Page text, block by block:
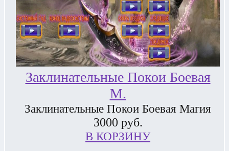
Заклинательные Покои Боевая
М.
Заклинательные Покои Боевая Магия
3000 руб.
В КОРЗИНУ